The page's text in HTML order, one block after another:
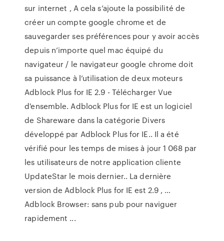
sur internet , A cela s’ajoute la possibilité de
créer un compte google chrome et de
sauvegarder ses préférences pour y avoir accès
depuis n’importe quel mac équipé du
navigateur / le navigateur google chrome doit
sa puissance à l’utilisation de deux moteurs
Adblock Plus for IE 2.9 - Télécharger Vue
d'ensemble. Adblock Plus for IE est un logiciel
de Shareware dans la catégorie Divers
développé par Adblock Plus for IE.. Il a été
vérifié pour les temps de mises à jour 1 068 par
les utilisateurs de notre application cliente
UpdateStar le mois dernier.. La dernière
version de Adblock Plus for IE est 2.9 , …
Adblock Browser: sans pub pour naviguer
rapidement ...